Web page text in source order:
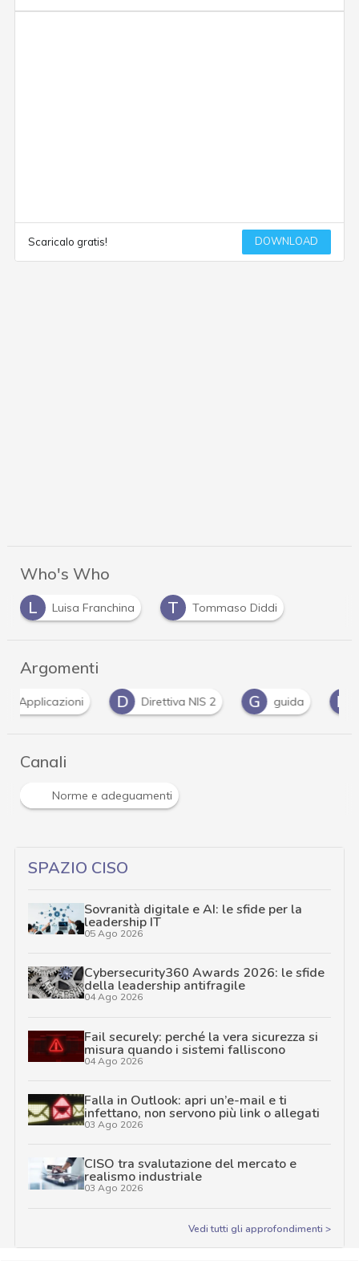
Scaricalo gratis! DOWNLOAD
Who's Who
L
Luisa Franchina T Tommaso Diddi
Argomenti
D
Direttiva NIS 2 G guida N NIS N
Canali
Norme e adeguamenti
SPAZIO CISO
Sovranità digitale e AI: le sfide per la
leadership IT
05 Ago 2026
Cybersecurity360 Awards 2026: le sfide
della leadership antifragile
04 Ago 2026
Fail securely: perché la vera sicurezza si
misura quando i sistemi falliscono
04 Ago 2026
Falla in Outlook: apri un’e-mail e ti
infettano, non servono più link o allegati
03 Ago 2026
CISO tra svalutazione del mercato e
realismo industriale
03 Ago 2026
Vedi tutti gli approfondimenti >